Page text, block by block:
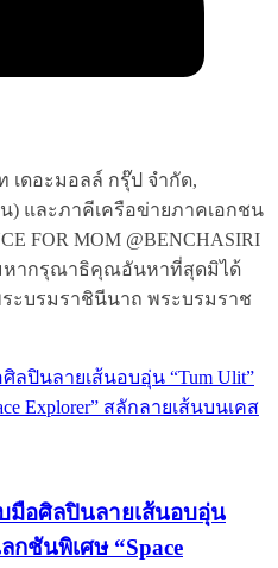
เดอะมอลล์ กรุ๊ป จำกัด,
) และภาคีเครือข่ายภาคเอกชน
FOR MOM @BENCHASIRI
หากรุณาธิคุณอันหาที่สุดมิได้
ะบรมราชินีนาถ พระบรมราช
มือศิลปินลายเส้นอบอุ่น
กชันพิเศษ “Space